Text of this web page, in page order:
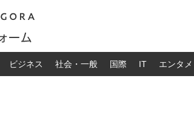
ビジネス 社会・一般 国際 IT エンタメ